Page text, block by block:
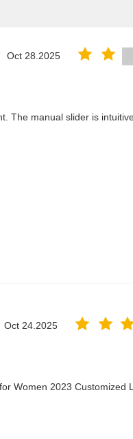
Oct 28.2025
The manual slider is
Oct 24.2025
Women 2023 Customized